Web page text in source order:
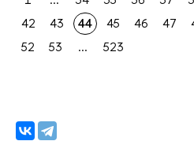
42
43 44 45 46 47
52
53 ... 523